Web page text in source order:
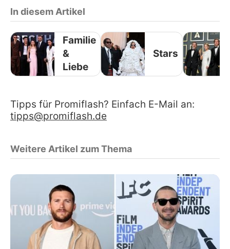
In diesem Artikel
Familie
&
Liebe
Stars
Tipps für Promiflash? Einfach E-Mail an:
tipps@promiflash.de
Weitere Artikel zum Thema